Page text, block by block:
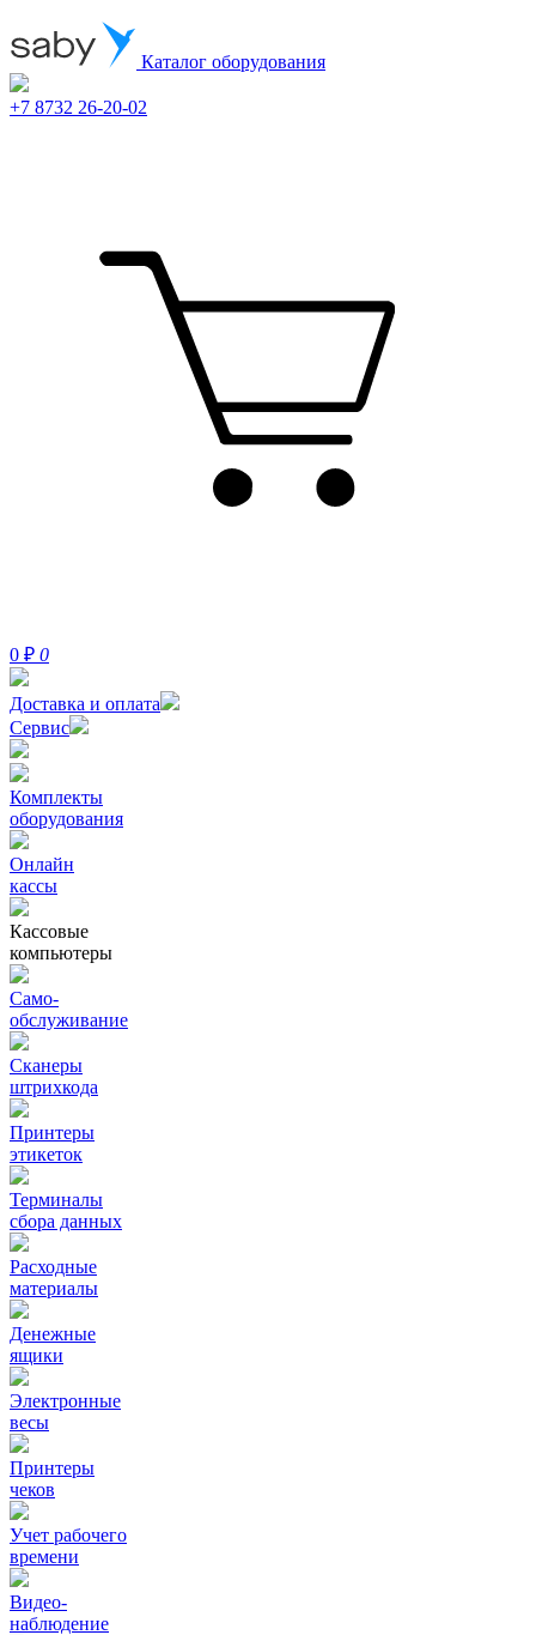
Каталог оборудования
+7 8732 26-20-02
0 ₽ 0
Доставка и оплата
Сервис
Комплекты
оборудования
Онлайн
кассы
Кассовые
компьютеры
Само-
обслуживание
Сканеры
штрихкода
Принтеры
этикеток
Терминалы
сбора данных
Расходные
материалы
Денежные
ящики
Электронные
весы
Принтеры
чеков
Учет рабочего
времени
Видео‑
наблюдение